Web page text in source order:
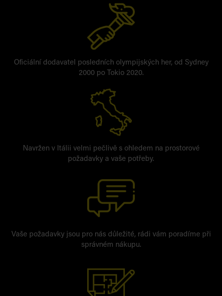
Oficiální dodavatel posledních olympijských her, od Sydney
2000 po Tokio 2020.
Navržen v Itálii velmi pečlivě s ohledem na prostorové
požadavky a vaše potřeby.
Vaše požadavky jsou pro nás důležité, rádi vám poradíme při
správném nákupu.